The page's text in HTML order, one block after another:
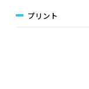
プリント